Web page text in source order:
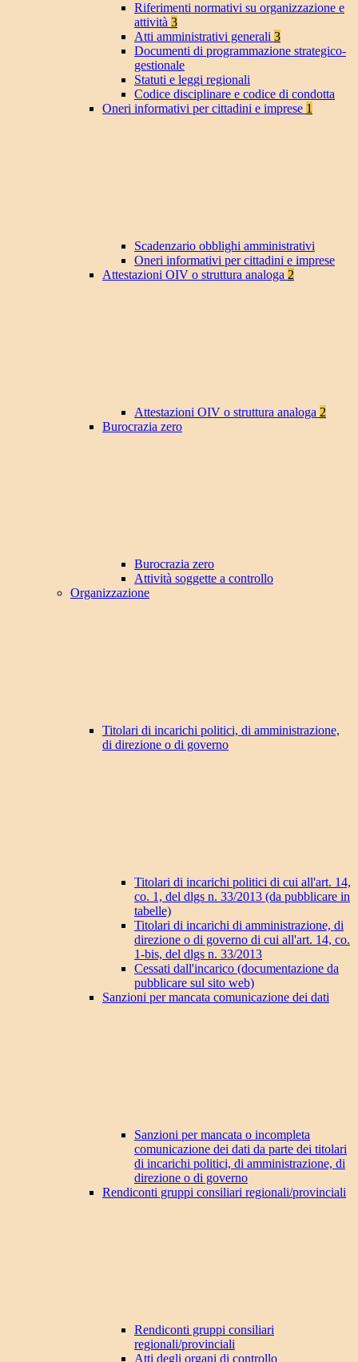
Riferimenti normativi su organizzazione e
attività 3
Atti amministrativi generali 3
Documenti di programmazione strategico-
gestionale
Statuti e leggi regionali
Codice disciplinare e codice di condotta
Oneri informativi per cittadini e imprese 1
Scadenzario obblighi amministrativi
Oneri informativi per cittadini e imprese
Attestazioni OIV o struttura analoga 2
Attestazioni OIV o struttura analoga 2
Burocrazia zero
Burocrazia zero
Attività soggette a controllo
Organizzazione
Titolari di incarichi politici, di amministrazione,
di direzione o di governo
Titolari di incarichi politici di cui all'art. 14,
co. 1, del dlgs n. 33/2013 (da pubblicare in
tabelle)
Titolari di incarichi di amministrazione, di
direzione o di governo di cui all'art. 14, co.
1-bis, del dlgs n. 33/2013
Cessati dall'incarico (documentazione da
pubblicare sul sito web)
Sanzioni per mancata comunicazione dei dati
Sanzioni per mancata o incompleta
comunicazione dei dati da parte dei titolari
di incarichi politici, di amministrazione, di
direzione o di governo
Rendiconti gruppi consiliari regionali/provinciali
Rendiconti gruppi consiliari
regionali/provinciali
Atti degli organi di controllo